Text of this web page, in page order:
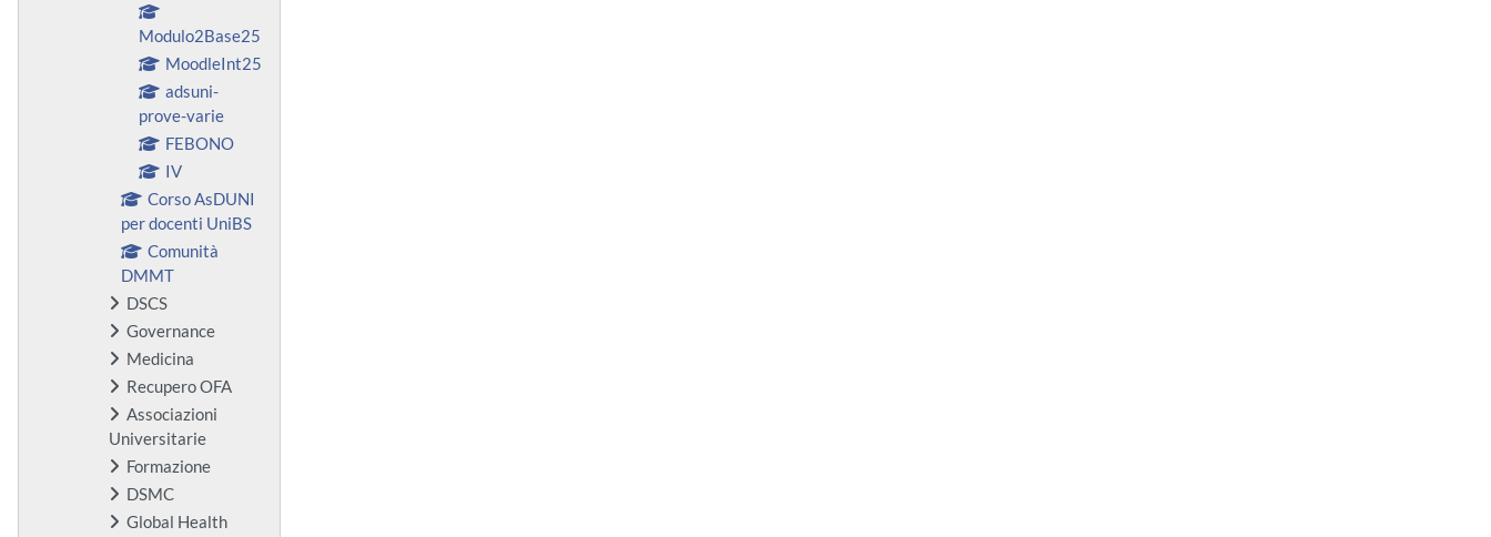
Modulo2Base25
MoodleInt25
adsuni-
prove-varie
FEBONO
IV
Corso AsDUNI
per docenti UniBS
Comunità
DMMT
DSCS
Governance
Medicina
Recupero OFA
Associazioni
Universitarie
Formazione
DSMC
Global Health